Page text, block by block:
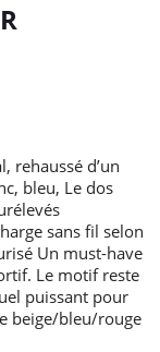
rehaussé d’un
bleu, Le dos
sans fil selon
Un must-have
Le motif reste
puissant pour
beige/bleu/rouge